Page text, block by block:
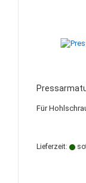
Für
Lieferzeit: